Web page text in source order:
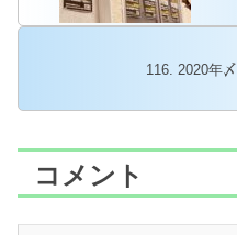
116. 2020年
コメント